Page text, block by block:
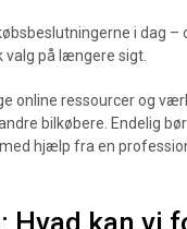
i dag
på længere sigt.
online ressourcer og
bilkøbere. Endelig
hjælp fra en
Hvad kan vi